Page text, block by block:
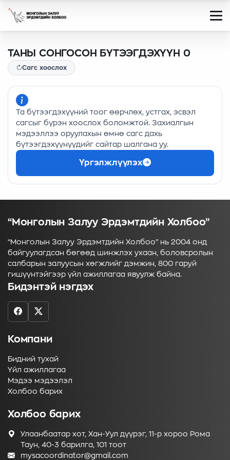
ТАНЫ СОНГОСОН БҮТЭЭГДЭХҮҮН 0
Сагс хоослох
Та бүтээгдэхүүний тоог өөрчлөх, устгах, эсвэл
сагсыг бүрэн хоослох боломжтой. Захиалгын
мэдээллээ оруулахын өмнө сагс дахь
бүтээгдэхүүнүүдийг сайтар шалгана уу.
Үргэлжлүүлэх
“Монголын Залуу Эрдэмтдийн Холбоо”
“Монголын Залуу Эрдэмтдийн Холбоо” нь 2004 онд
байгуулагдсан бөгөөд шинжлэх ухаан, боловсролын
салбарын залуусын хөгжлийг дэмжин, 800 гаруй
гишүүнтэйгээр үйл ажиллагаа явуулж байна.
Бидэнтэй нэгдэх
Компани
Бидний тухай
Үйл ажиллагаа
Мэдээ мэдээлэл
Холбоо барих
Холбоо барих
Улаанбаатар хот, Хан-Уул дүүрэг, 11-р хороо Рома
Таун, 40-3 барилга, 101 тоот
mysacoordinator@gmail.com